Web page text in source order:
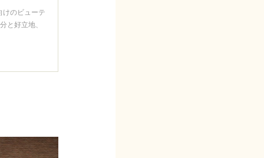
けのビューテ
と好立地、